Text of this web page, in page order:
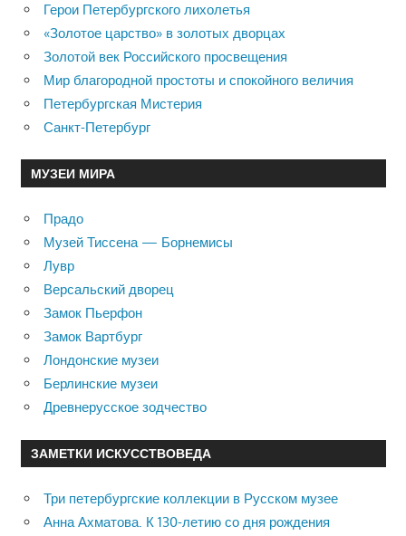
Герои Петербургского лихолетья
«Золотое царство» в золотых дворцах
Золотой век Российского просвещения
Мир благородной простоты и спокойного величия
Петербургская Мистерия
Санкт-Петербург
МУЗЕИ МИРА
Прадо
Музей Тиссена — Борнемисы
Лувр
Версальский дворец
Замок Пьерфон
Замок Вартбург
Лондонские музеи
Берлинские музеи
Древнерусское зодчество
ЗАМЕТКИ ИСКУССТВОВЕДА
Три петербургские коллекции в Русском музее
Анна Ахматова. К 130-летию со дня рождения